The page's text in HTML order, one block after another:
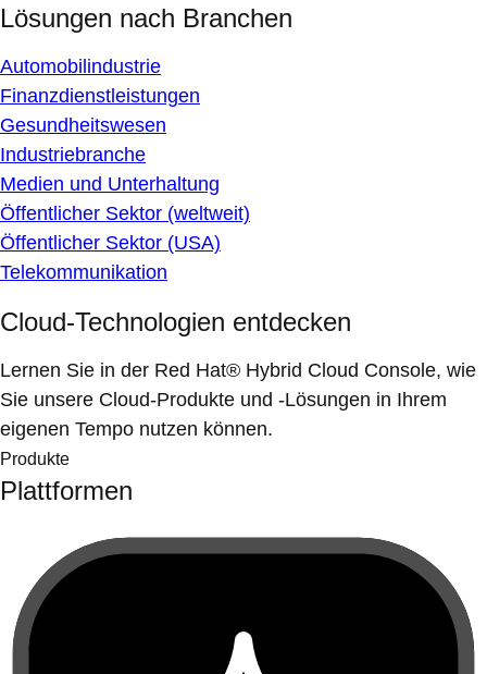
Lösungen nach Branchen
Automobilindustrie
Finanzdienstleistungen
Gesundheitswesen
Industriebranche
Medien und Unterhaltung
Öffentlicher Sektor (weltweit)
Öffentlicher Sektor (USA)
Telekommunikation
Cloud-Technologien entdecken
Lernen Sie in der Red Hat® Hybrid Cloud Console, wie
Sie unsere Cloud-Produkte und -Lösungen in Ihrem
eigenen Tempo nutzen können.
Produkte
Plattformen